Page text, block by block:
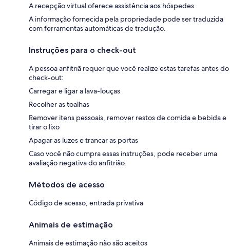
A recepção virtual oferece assistência aos hóspedes
A informação fornecida pela propriedade pode ser traduzida
com ferramentas automáticas de tradução.
Instruções para o check-out
A pessoa anfitriã requer que você realize estas tarefas antes do
check-out:
Carregar e ligar a lava-louças
Recolher as toalhas
Remover itens pessoais, remover restos de comida e bebida e
tirar o lixo
Apagar as luzes e trancar as portas
Caso você não cumpra essas instruções, pode receber uma
avaliação negativa do anfitrião.
Métodos de acesso
Código de acesso, entrada privativa
Animais de estimação
Animais de estimação não são aceitos